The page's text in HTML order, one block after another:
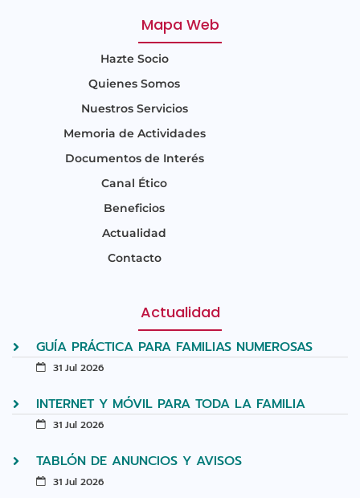
Mapa Web
Hazte Socio
Quienes Somos
Nuestros Servicios
Memoria de Actividades
Documentos de Interés
Canal Ético
Beneficios
Actualidad
Contacto
Actualidad
GUÍA PRÁCTICA PARA FAMILIAS NUMEROSAS
31 Jul 2026
INTERNET Y MÓVIL PARA TODA LA FAMILIA
31 Jul 2026
TABLÓN DE ANUNCIOS Y AVISOS
31 Jul 2026